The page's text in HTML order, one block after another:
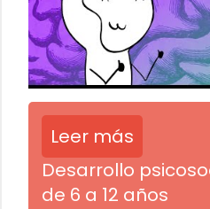
Leer más
Desarrollo
de 6 a 12 años